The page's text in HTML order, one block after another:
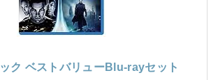
ク ベストバリューBlu-rayセット